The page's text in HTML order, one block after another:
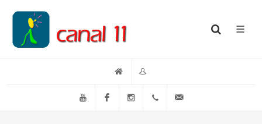
YouTube FacebookInstagram(+54)(9)3548-576073